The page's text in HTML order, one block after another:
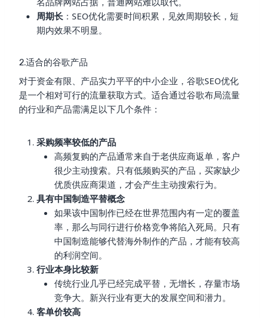
周期长 ：SEO优化需要时间积累，见效周期较长，短
期内效果不明显。
2.适合的谷歌产品
对于资金有限、产品实力平平的中小企业，谷歌SEO优化
是一个相对可行的流量获取方式。适合通过谷歌布局流量
的行业和产品需满足以下几个条件：
采购频率较低的产品
高频复购的产品通常来自于老供应商返单，客户
很少主动搜索。只有低频购买的产品，买家缺少
优质供应商渠道，才会产生主动搜索行为。
具有中国制造平替概念
如果该中国制作已经在世界范围内有一定的覆盖
率，那么与同行进行价格竞争将陷入死局。只有
中国制造能够代替海外制作的产品，才能有较高
的利润空间。
行业本身比较新
传统行业几乎已经完成平替，无增长，存量市场
竞争大。新兴行业有更大的发展空间和潜力。
客单价较高